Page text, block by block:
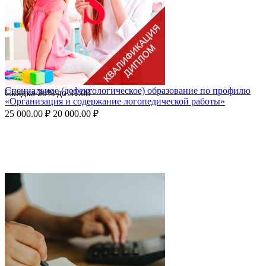
Скидка20%до31.08
Специальное (дефектологическое) образование по профилю
«Организация и содержание логопедической работы»
25 000.00 ₽ 20 000.00 ₽